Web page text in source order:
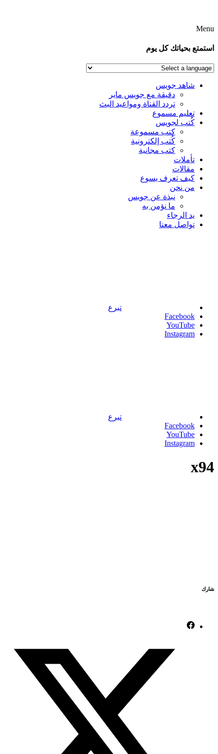
Menu
استمتع بحياتك كل يوم
شاهد جويس
دقيقة مع جويس ماير
تردد القناة ومواعيد البث
تعليم مسموع
كُتب لجويس
كتب مسموعة
كُتب إلكترونية
كتب مجانية
تأملات
مقالات
كيف تعرف يسوع
من نحن
نبذة عن جويس
ما نؤمن به
يد الرجاء
تواصل معنا
تبرع
Facebook
YouTube
Instagram
تبرع
Facebook
YouTube
Instagram
x94
شارك